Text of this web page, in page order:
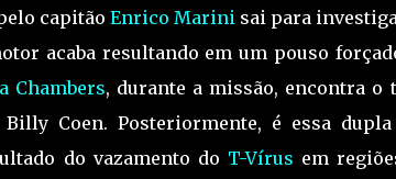
capitão Enrico Marini sai para
acaba resultando em um pouso
Chambers, durante a missão, encontra o
Coen. Posteriormente, é essa dupla
do vazamento do T-Vírus em